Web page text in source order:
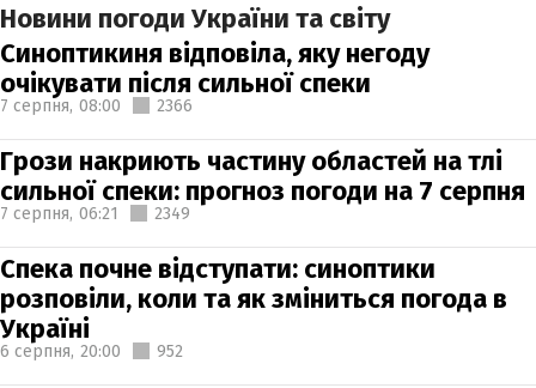
Новини погоди України та світу
Синоптикиня відповіла, яку негоду
очікувати після сильної спеки
7 серпня, 08:00 2366
Грози накриють частину областей на тлі
сильної спеки: прогноз погоди на 7 серпня
7 серпня, 06:21 2349
Спека почне відступати: синоптики
розповіли, коли та як зміниться погода в
Україні
6 серпня, 20:00 952